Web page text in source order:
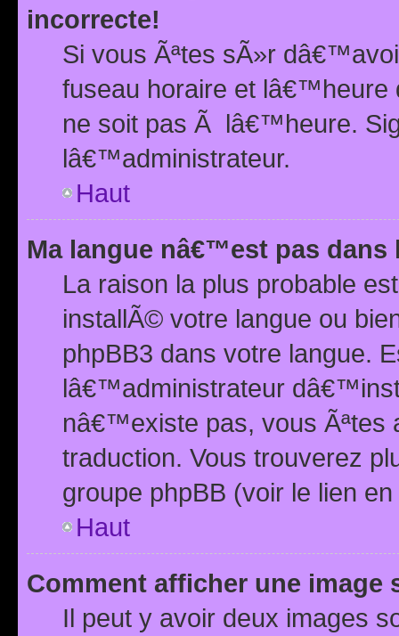
incorrecte!
Si vous Ãªtes sÃ»r
fuseau horaire et
ne soit pas Ã lâ€™heure.
lâ€™administrateur.
Haut
Ma langue nâ€™est pas dans
La raison la plus probable
installÃ© votre langue ou
phpBB3 dans votre langue.
lâ€™administrateur
nâ€™existe pas, vous Ãªtes
traduction. Vous trouverez
groupe phpBB (voir le lien
Haut
Comment afficher une image
Il peut y avoir deux images